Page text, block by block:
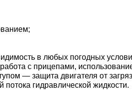
в любых погодных
с прицепами,
— защита двигателя от
гидравлической жидкости.